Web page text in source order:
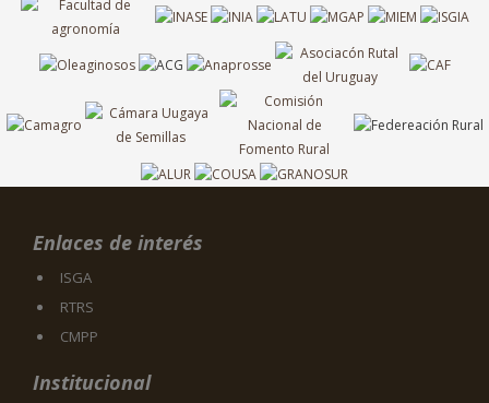
Enlaces de interés
ISGA
RTRS
CMPP
Institucional